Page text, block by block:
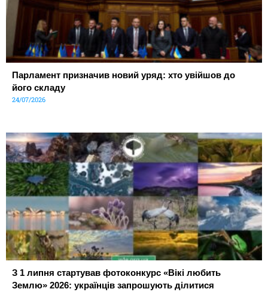
Парламент призначив новий уряд: хто увійшов до
його складу
24/07/2026
З 1 липня стартував фотоконкурс «Вікі любить
Землю» 2026: українців запрошують ділитися